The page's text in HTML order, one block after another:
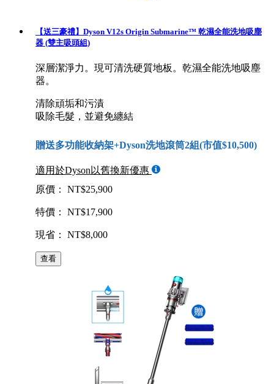
【送三豪禮】Dyson V12s Origin Submarine™ 乾濕全能洗地吸塵
器 (雙主吸頭組)
深層潔淨力。現可清洗硬質地板。乾濕全能洗地吸塵
器。
清除頑垢和污漬
吸除毛髮，並避免纏結
贈送多功能收納架+Dyson洗地滾筒2組(市值$10,500)
適用於Dyson以舊換新優惠
原價： NT$25,900
特價： NT$17,900
現省： NT$8,000
查看